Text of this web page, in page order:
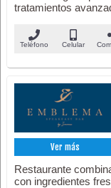
tratamientos
Teléfono Celular
Ver más
Restaurante
con ingredientes